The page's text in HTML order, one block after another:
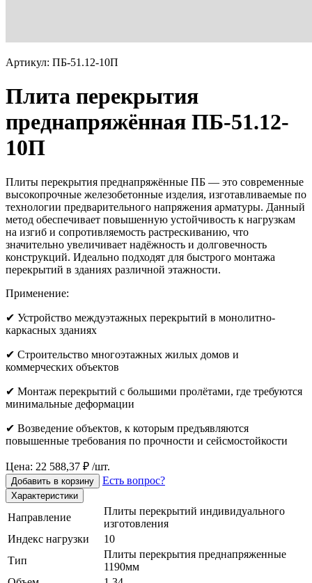
Артикул: ПБ-51.12-10П
Плита перекрытия
преднапряжённая ПБ-51.12-
10П
Плиты перекрытия преднапряжённые ПБ — это современные
высокопрочные железобетонные изделия, изготавливаемые по
технологии предварительного напряжения арматуры. Данный
метод обеспечивает повышенную устойчивость к нагрузкам
на изгиб и сопротивляемость растрескиванию, что
значительно увеличивает надёжность и долговечность
конструкций. Идеально подходят для быстрого монтажа
перекрытий в зданиях различной этажности.
Применение:
✔ Устройство междуэтажных перекрытий в монолитно-
каркасных зданиях
✔ Строительство многоэтажных жилых домов и
коммерческих объектов
✔ Монтаж перекрытий с большими пролётами, где требуются
минимальные деформации
✔ Возведение объектов, к которым предъявляются
повышенные требования по прочности и сейсмостойкости
Цена: 22 588,37 ₽ /шт.
Добавить в корзину Есть вопрос?
Характеристики
Направление
Плиты перекрытий индивидуального
изготовления
Индекс нагрузки
10
Тип
Плиты перекрытия преднапряженные
1190мм